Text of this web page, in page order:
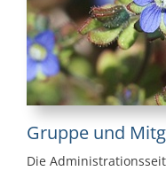
Gruppe und
Die